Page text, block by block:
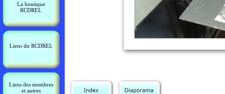
La boutique
RCDREL
Liens du RCDREL
Liens des membres
et autres